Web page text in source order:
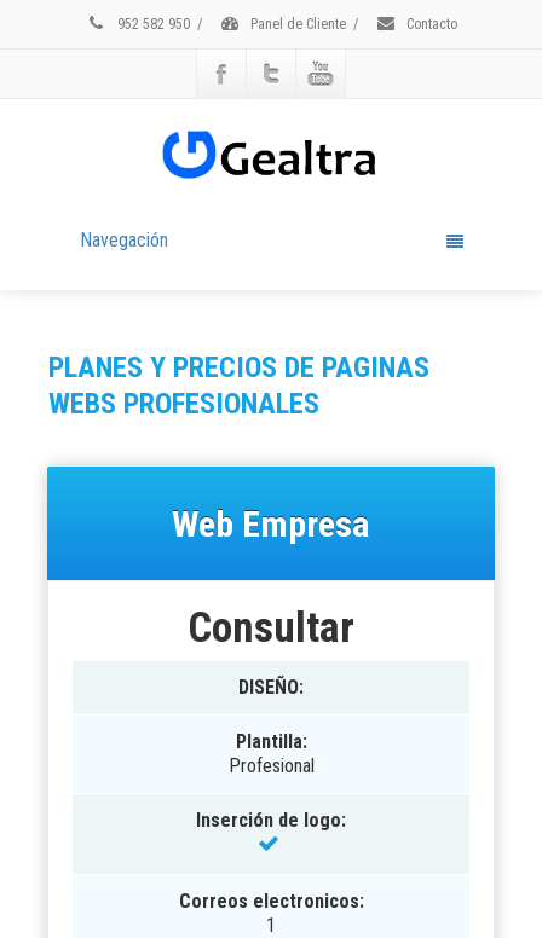
952 582 950 / Panel de Cliente / Contacto
Navegación
PLANES Y PRECIOS DE PAGINAS
WEBS PROFESIONALES
Web Empresa
Consultar
DISEÑO:
Plantilla:
Profesional
Inserción de logo:
Correos electronicos:
1